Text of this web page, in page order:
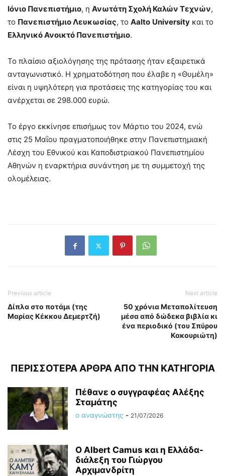
Ιόνιο Πανεπιστήμιο, η Ανωτάτη Σχολή Καλών Τεχνών,
το Πανεπιστήμιο Λευκωσίας, το Aalto University και το
Ελληνικό Ανοικτό Πανεπιστήμιο.
Το πλαίσιο αξιολόγησης της πρότασης ήταν εξαιρετικά
ανταγωνιστικό. Η χρηματοδότηση που έλαβε η «Θυμέλη»
είναι η υψηλότερη για προτάσεις της κατηγορίας του και
ανέρχεται σε 298.000 ευρώ.
Το έργο εκκίνησε επισήμως τον Μάρτιο του 2024, ενώ
στις 25 Μαΐου πραγματοποιήθηκε στην Πανεπιστημιακή
Λέσχη του Εθνικού και Καποδιστριακού Πανεπιστημίου
Αθηνών η εναρκτήρια συνάντηση με τη συμμετοχή της
ολομέλειας.
Previous article
Δίπλα στο ποτάμι (της
Μαρίας Κέκκου Δεμερτζή)
Next article
50 χρόνια Μεταπολίτευση
μέσα από δώδεκα βιβλία κι
ένα περιοδικό (του Σπύρου
Κακουριώτη)
ΠΕΡΙΣΣΟΤΕΡΑ ΑΡΘΡΑ ΑΠΟ ΤΗΝ ΚΑΤΗΓΟΡΙΑ
Πέθανε ο συγγραφέας Αλέξης
Σταμάτης
ο αναγνώστης - 21/07/2026
O Albert Camus και η Ελλάδα-
διάλεξη του Γιώργου
Αρχιμανδρίτη